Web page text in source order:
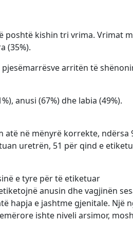
poshtë kishin tri vrima. Vrimat
(35%).
arritën të
anusi (67%) dhe labia (49%).
atë në mënyrë korrekte, ndërsa
uretrën, 51 për qind e
e tyre për të etiketuar
anusin dhe vagjinën
hapja e jashtme gjenitale. Një
ishte niveli arsimor,